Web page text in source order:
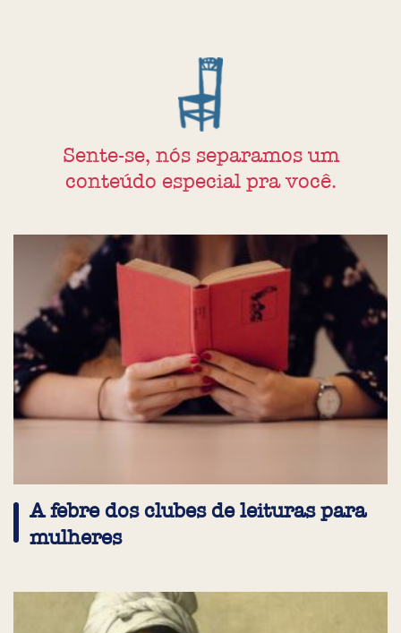
Sente-se, nós separamos um
conteúdo especial pra você.
A febre dos clubes de leituras para
mulheres